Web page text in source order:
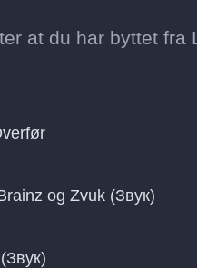
at du har byttet fra
og Zvuk (Звук)